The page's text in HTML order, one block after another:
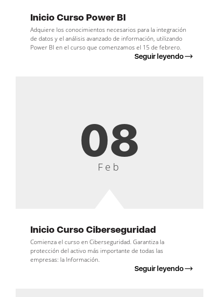
Inicio Curso Power BI
Adquiere los conocimientos necesarios para la integración
de datos y el análisis avanzado de información, utilizando
Power BI en el curso que comenzamos el 15 de febrero.
Seguir leyendo
08
Feb
Inicio Curso Ciberseguridad
Comienza el curso en Ciberseguridad. Garantiza la
protección del activo más importante de todas las
empresas: la Información.
Seguir leyendo